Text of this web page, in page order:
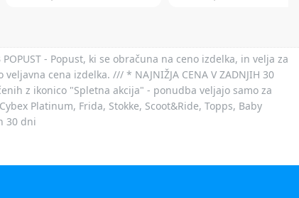
- Popust, ki se obračuna na ceno izdelka, in velja za
cena izdelka. /// * NAJNIŽJA CENA V ZADNJIH 30
z ikonico "Spletna akcija" - ponudba veljajo samo za
Platinum, Frida, Stokke, Scoot&Ride, Topps, Baby
30 dni